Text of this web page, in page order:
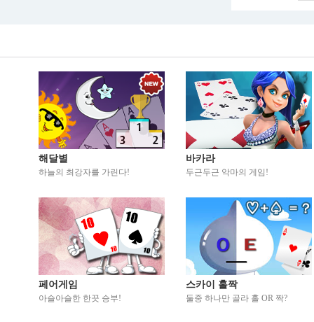
해달별
하늘의 최강자를 가린다!
바카라
두근두근 악마의 게임!
페어게임
아슬아슬한 한끗 승부!
스카이 홀짝
둘중 하나만 골라 홀 OR 짝?